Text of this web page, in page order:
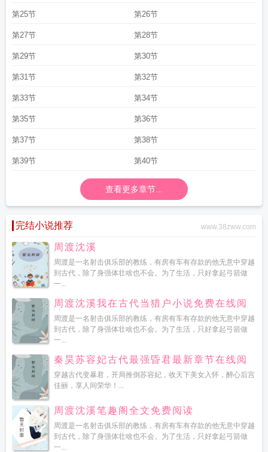
第25节 第26节
第27节 第28节
第29节 第30节
第31节 第32节
第33节 第34节
第35节 第36节
第37节 第38节
第39节 第40节
查看更多章节...
完结小说推荐 www.38zww.com
周渡沈溪
周渡是一名射击俱乐部的教练，有房有车有存款的他无意中穿越
到古代，除了身强体壮啥也不会。为了生活，只好拿起弓箭做
一...
周渡沈溪我在古代当猎户小说免费在线阅
读
周渡是一名射击俱乐部的教练，有房有车有存款的他无意中穿越
到古代，除了身强体壮啥也不会。为了生活，只好拿起弓箭做
一...
秦昊苏容妃古代最强昏君最新章节在线阅
读
穿越古代变暴君，开局推倒苏容妃，收天下美女入怀，醉心后宫
佳丽，享人间荣华！...
周渡沈溪笔趣阁全文免费阅读
周渡是一名射击俱乐部的教练，有房有车有存款的他无意中穿越
到古代，除了身强体壮啥也不会。为了生活，只好拿起弓箭做
一...